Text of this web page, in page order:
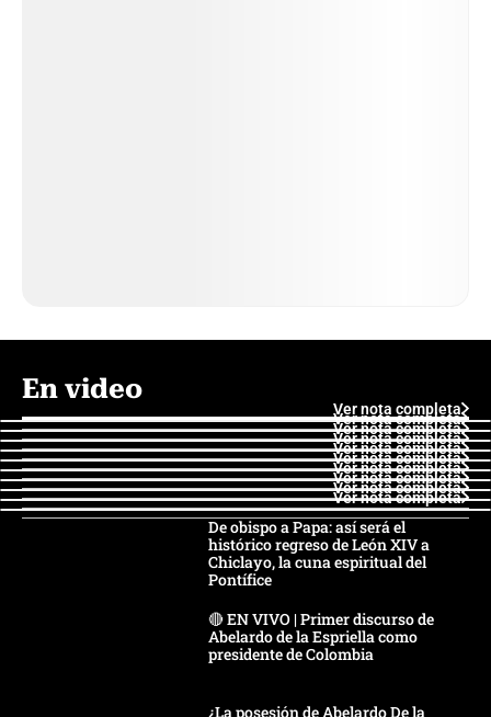
En video
Ver nota completa
Ver nota completa
Ver nota completa
Ver nota completa
Ver nota completa
Ver nota completa
Ver nota completa
Ver nota completa
Ver nota completa
Ver nota completa
De obispo a Papa: así será el
histórico regreso de León XIV a
Chiclayo, la cuna espiritual del
Pontífice
🔴 EN VIVO | Primer discurso de
Abelardo de la Espriella como
presidente de Colombia
¿La posesión de Abelardo De la